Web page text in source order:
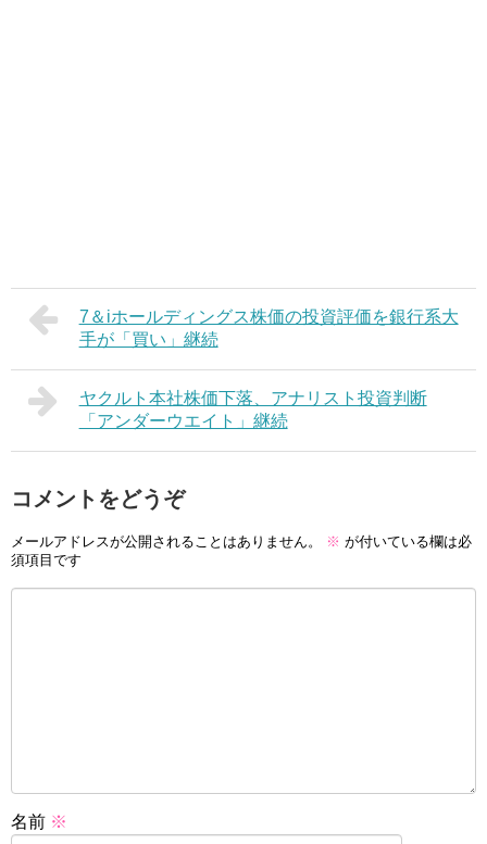
7＆iホールディングス株価の投資評価を銀行系大
手が「買い」継続
ヤクルト本社株価下落、アナリスト投資判断
「アンダーウエイト」継続
コメントをどうぞ
メールアドレスが公開されることはありません。 ※ が付いている欄は必
須項目です
名前 ※